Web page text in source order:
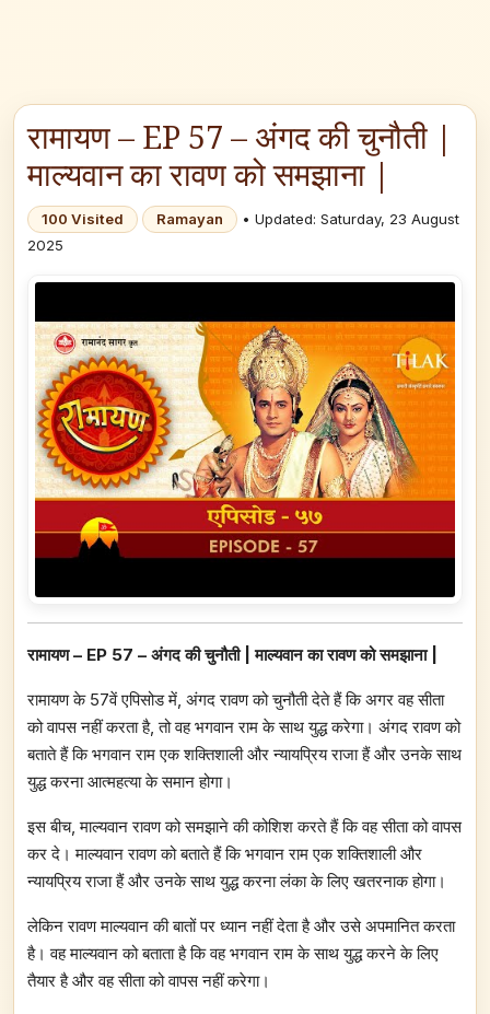
रामायण – EP 57 – अंगद की चुनौती |
माल्यवान का रावण को समझाना |
100 Visited Ramayan
• Updated: Saturday, 23 August
2025
रामायण – EP 57 – अंगद की चुनौती | माल्यवान का रावण को समझाना |
रामायण के 57वें एपिसोड में, अंगद रावण को चुनौती देते हैं कि अगर वह सीता
को वापस नहीं करता है, तो वह भगवान राम के साथ युद्ध करेगा। अंगद रावण को
बताते हैं कि भगवान राम एक शक्तिशाली और न्यायप्रिय राजा हैं और उनके साथ
युद्ध करना आत्महत्या के समान होगा।
इस बीच, माल्यवान रावण को समझाने की कोशिश करते हैं कि वह सीता को वापस
कर दे। माल्यवान रावण को बताते हैं कि भगवान राम एक शक्तिशाली और
न्यायप्रिय राजा हैं और उनके साथ युद्ध करना लंका के लिए खतरनाक होगा।
लेकिन रावण माल्यवान की बातों पर ध्यान नहीं देता है और उसे अपमानित करता
है। वह माल्यवान को बताता है कि वह भगवान राम के साथ युद्ध करने के लिए
तैयार है और वह सीता को वापस नहीं करेगा।